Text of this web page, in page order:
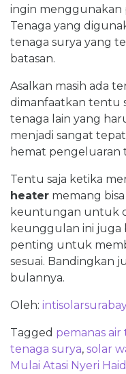
ingin menggunakan
Tenaga yang
tenaga surya yang
batasan.
Asalkan masih ada
dimanfaatkan tentu
tenaga lain yang
menjadi sangat
hemat pengeluaran
Tentu saja ketika
heater memang
keuntungan untuk
keunggulan ini juga
penting untuk
sesuai. Bandingkan
bulannya.
Oleh:
Tagged pemanas air
tenaga surya, solar
Post
Mulai Atasi Nyeri